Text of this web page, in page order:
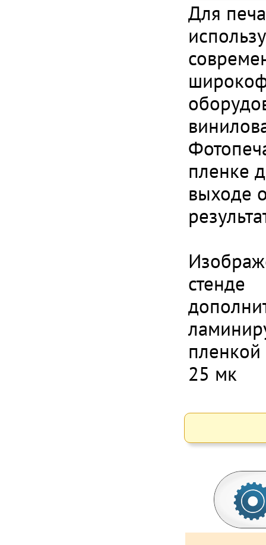
Для
пленке
выходе
стенде
25 мк